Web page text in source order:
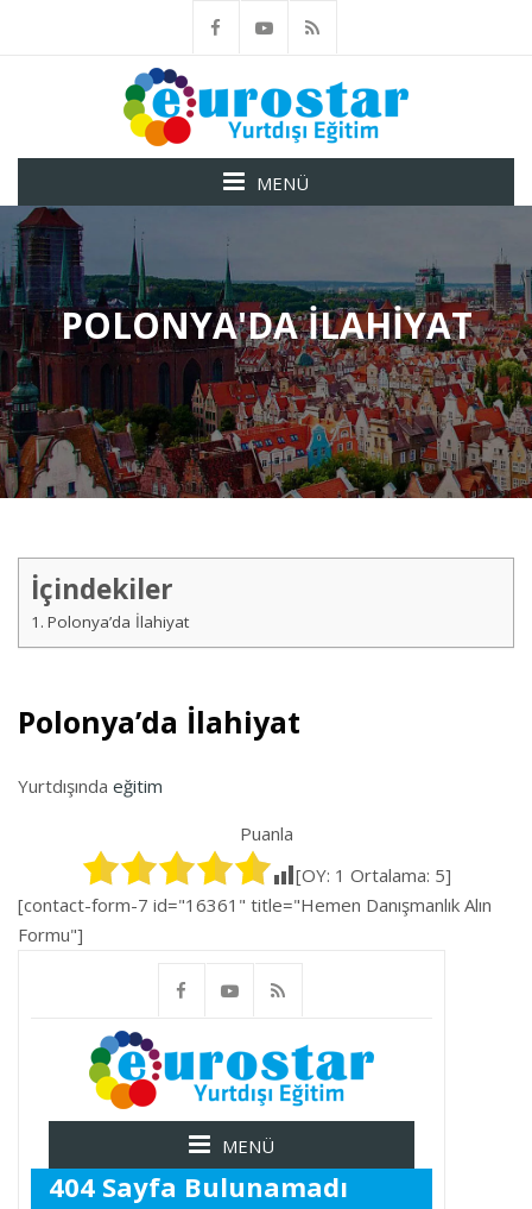
MENÜ
POLONYA'DA İLAHIYAT
İçindekiler
Polonya’da İlahiyat
Polonya’da İlahiyat
Yurtdışında eğitim
Puanla
[OY: 1 Ortalama: 5]
[contact-form-7 id="16361" title="Hemen Danışmanlık Alın
Formu"]